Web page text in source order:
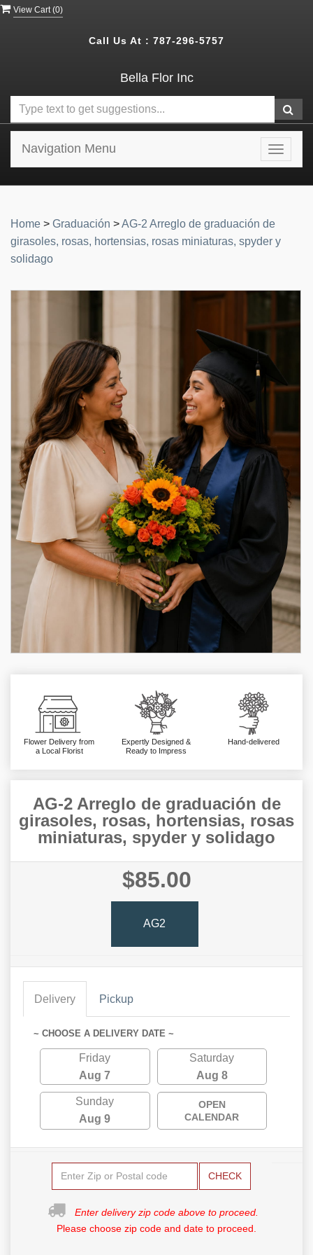
View Cart (0)
Call Us At : 787-296-5757
Bella Flor Inc
Toggle
Navigation Menu
Home > Graduación >AG-2 Arreglo de graduación de
girasoles, rosas, hortensias, rosas miniaturas, spyder y
solidago
Flower Delivery from
a Local Florist
Expertly Designed &
Ready to Impress
Hand-delivered
AG-2 Arreglo de graduación de
girasoles, rosas, hortensias, rosas
miniaturas, spyder y solidago
$85.00
AG2
Delivery Pickup
~ CHOOSE A DELIVERY DATE ~
Friday
Aug 7
Saturday
Aug 8
Sunday
Aug 9
OPEN
CALENDAR
CHECK
Enter delivery zip code above to proceed.
Please choose zip code and date to proceed.